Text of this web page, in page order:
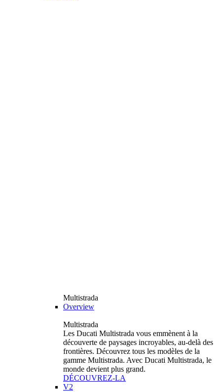
Multistrada
Overview
Multistrada
Les Ducati Multistrada vous emmènent à la
découverte de paysages incroyables, au-delà des
frontières. Découvrez tous les modèles de la
gamme Multistrada. Avec Ducati Multistrada, le
monde devient plus grand.
DÉCOUVREZ-LA
V2